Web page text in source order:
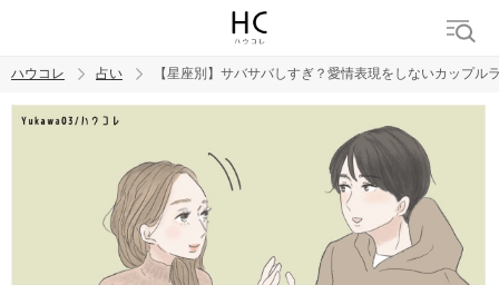
トレンド ワード
ハウコレ 占い 【星座別】サバサバしすぎ？愛情表現をしないカップル